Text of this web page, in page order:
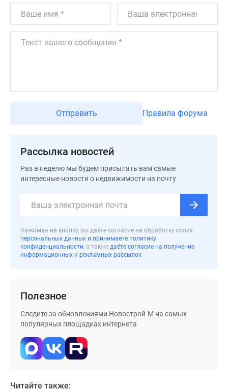
ипотека
#рассрочка
ИТ-
ипотека
Субсидированная
застройщиком
Rutube
Москве
Программа
реновации
премиум-
класса
Новостройки
бизнес-
класса
Рассрочка
ипотека
Отправить Правила форума
Рассылка новостей
Раз в неделю мы будем присылать вам самые
интересные новости о недвижимости на почту
Нажимая на кнопку, вы даёте согласие на обработку своих
персональных данных и принимаете политику
конфиденциальности, а также даёте согласие на получение
информационных и рекламных рассылок
Полезное
Следите за обновлениями Новострой-М на самых
популярных площадках интернета
Читайте также: